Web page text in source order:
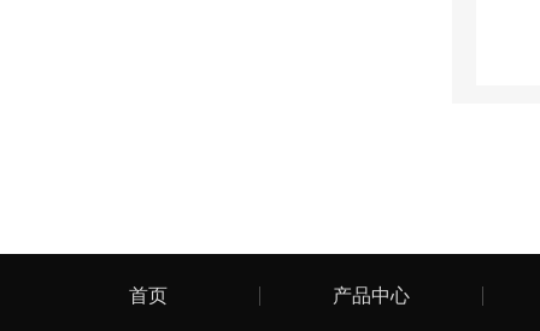
首页 产品中心